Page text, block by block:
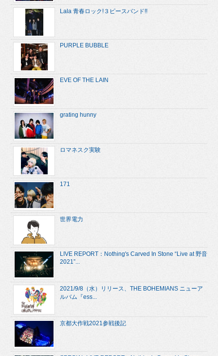
Lala 青春ロック!３ピースバンド!!
PURPLE BUBBLE
EVE OF THE LAIN
grating hunny
ロマネスク実験
171
世界電力
LIVE REPORT：Nothing's Carved In Stone “Live at 野音
2021”...
2021/9/8（水）リリース、THE BOHEMIANS ニューア
ルバム『ess...
京都大作戦2021参戦後記